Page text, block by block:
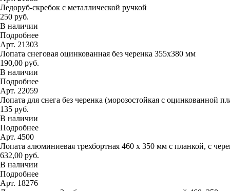
Ледоруб-скребок с металлической ручкой
250 руб.
В наличии
Подробнее
Арт. 21303
Лопата снеговая оцинкованная без черенка 355х380 мм
190,00 руб.
В наличии
Подробнее
Арт. 22059
Лопата для снега без черенка (морозостойкая с оцинкованной
135 руб.
В наличии
Подробнее
Арт. 4500
Лопата алюминиевая трехбортная 460 х 350 мм с планкой, с
632,00 руб.
В наличии
Подробнее
Арт. 18276